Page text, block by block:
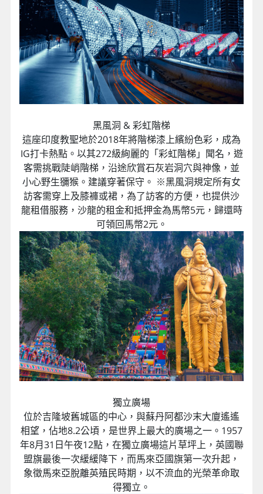
黑風洞 & 彩虹階梯
這座印度教聖地於2018年將階梯漆上繽紛色彩，成為
IG打卡熱點。以其272級絢麗的「彩虹階梯」聞名，遊
客需挑戰陡峭階梯，沿途欣賞石灰岩洞穴與神像，並
小心野生獼猴。建議穿著保守。 ※黑風洞規定所有女
訪客需穿上及膝褲或裙，為了訪客的方便，也提供沙
龍租借服務，沙龍的租金和抵押金為馬幣5元，歸還時
可領回馬幣2元。
獨立廣場
位於吉隆坡舊城區的中心，與蘇丹阿都沙末大廈遙遙
相望，佔地8.2公頃，是世界上最大的廣場之一。1957
年8月31日午夜12點，在獨立廣場這片草坪上，英國聯
盟旗最後一次緩緩降下，而馬來亞國旗第一次升起，
象徵馬來亞脫離英殖民時期，以不流血的光榮革命取
得獨立。